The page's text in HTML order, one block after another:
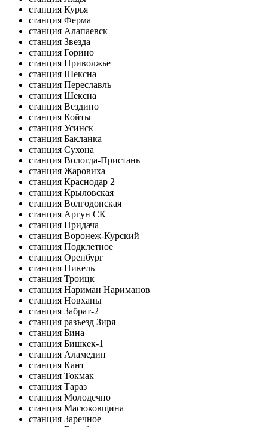
станция Курья
станция Ферма
станция Алапаевск
станция Звезда
станция Горино
станция Приволжье
станция Шексна
станция Переславль
станция Шексна
станция Вездино
станция Койты
станция Усинск
станция Бакланка
станция Сухона
станция Вологда-Пристань
станция Жаровиха
станция Краснодар 2
станция Крыловская
станция Волгодонская
станция Аргун СК
станция Придача
станция Воронеж-Курский
станция Подклетное
станция Оренбург
станция Никель
станция Троицк
станция Нариман Нариманов
станция Новханы
станция Забрат-2
станция разъезд Зиря
станция Бина
станция Бишкек-1
станция Аламедин
станция Кант
станция Токмак
станция Тараз
станция Молодечно
станция Масюковщина
станция Заречное